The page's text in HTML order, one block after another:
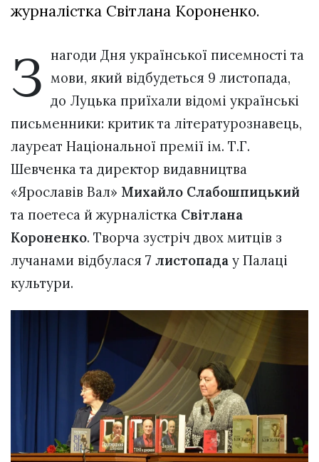
журналістка Світлана Короненко.
З нагоди Дня української писемності та
мови, який відбудеться 9 листопада,
до Луцька приїхали відомі українські
письменники: критик та літературознавець,
лауреат Національної премії ім. Т.Г.
Шевченка та директор видавництва
«Ярославів Вал» Михайло Слабошпицький
та поетеса й журналістка Світлана
Короненко. Творча зустріч двох митців з
лучанами відбулася 7 листопада у Палаці
культури.